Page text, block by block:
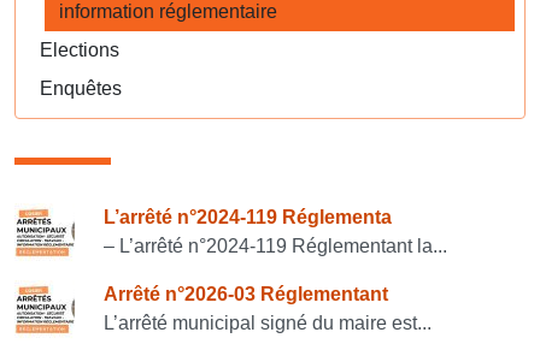
information réglementaire
Elections
Enquêtes
Consulter également
L’arrêté n°2024-119 Réglementa
– L’arrêté n°2024-119 Réglementant la...
Arrêté n°2026-03 Réglementant
L’arrêté municipal signé du maire est...